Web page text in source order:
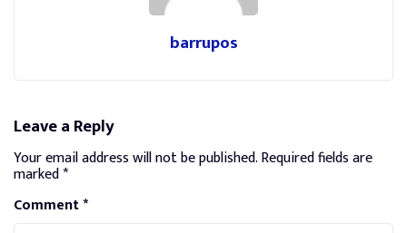
barrupos
Leave a Reply
Your email address will not be published.Required fields are
marked*
Comment*